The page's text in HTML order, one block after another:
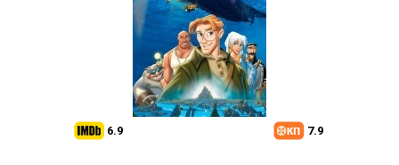
6.9 7.9